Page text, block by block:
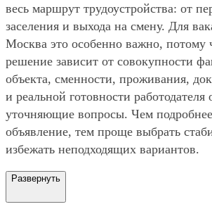
весь маршрут трудоустройства: от
заселения и выхода на смену. Для
Москва это особенно важно, потому
решение зависит от совокупности
объекта, сменности, проживания,
и реальной готовности работодателя
уточняющие вопросы. Чем
объявление, тем проще выбрать
избежать неподходящих вариантов.
Развернуть